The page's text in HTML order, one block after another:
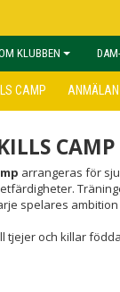
KLUBBEN
CAMP
arrangeras för
spelares
tjejer och killar födda